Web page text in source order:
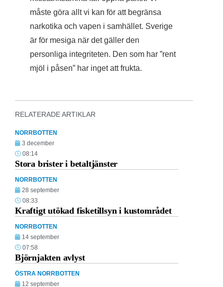
måste göra allt vi kan för att begränsa
narkotika och vapen i samhället. Sverige
är för mesiga när det gäller den
personliga integriteten. Den som har ”rent
mjöl i påsen” har inget att frukta.
RELATERADE ARTIKLAR
NORRBOTTEN
3 december
08:14
Stora brister i betaltjänster
NORRBOTTEN
28 september
08:33
Kraftigt utökad fisketillsyn i kustområdet
NORRBOTTEN
14 september
07:58
Björnjakten avlyst
ÖSTRA NORRBOTTEN
12 september